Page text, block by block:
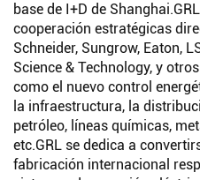
base de I+D de Shanghai.
cooperación estratégicas
Schneider, Sungrow, Eaton,
Science & Technology, y otros
como el nuevo control
la infraestructura, la
petróleo, líneas químicas,
etc.GRL se dedica a
fabricación internacional